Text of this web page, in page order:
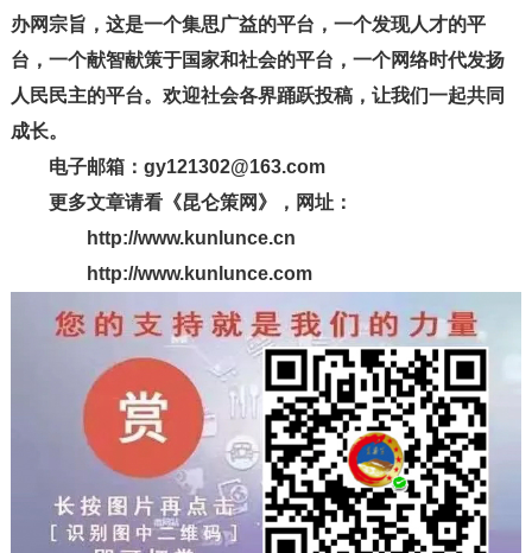
办网宗旨，这是一个集思广益的平台，一个发现人才的平
台，一个献智献策于国家和社会的平台，一个网络时代发扬
人民民主的平台。欢迎社会各界踊跃投稿，让我们一起共同
成长。
电子邮箱：gy121302@163.com
更多文章请看《昆仑策网》，网址：
http://www.kunlunce.cn
http://www.kunlunce.com